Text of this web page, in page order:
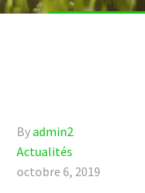
Byadmin2
Actualités
octobre 6, 2019